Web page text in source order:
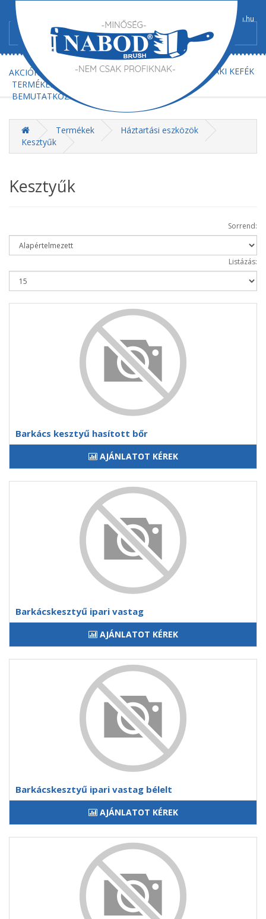
+36/52-367-602 info@nabod-brush.hu
FŐOLDAL AJÁNLATKÉRÉS MŰSZAKI KEFÉK
AKCIÓK
TERMÉKEK
BEMUTATKOZÁS
Termékek
Háztartási eszközök
Kesztyűk
Kesztyűk
Sorrend:
Listázás:
Barkács kesztyű hasított bőr
AJÁNLATOT KÉREK
Barkácskesztyű ipari vastag
AJÁNLATOT KÉREK
Barkácskesztyű ipari vastag bélelt
AJÁNLATOT KÉREK